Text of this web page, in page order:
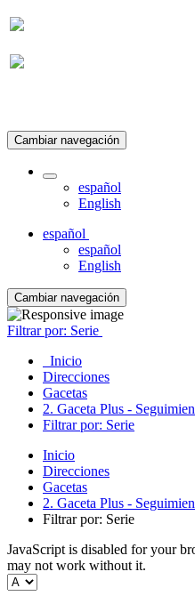
Cambiar navegación
español
English
español
español
English
Cambiar navegación
Filtrar por: Serie
Inicio
Direcciones
Gacetas
2. Gaceta Plus -
Filtrar por: Serie
Inicio
Direcciones
Gacetas
2. Gaceta Plus -
Filtrar por: Serie
JavaScript is disabled for your
may not work without it.